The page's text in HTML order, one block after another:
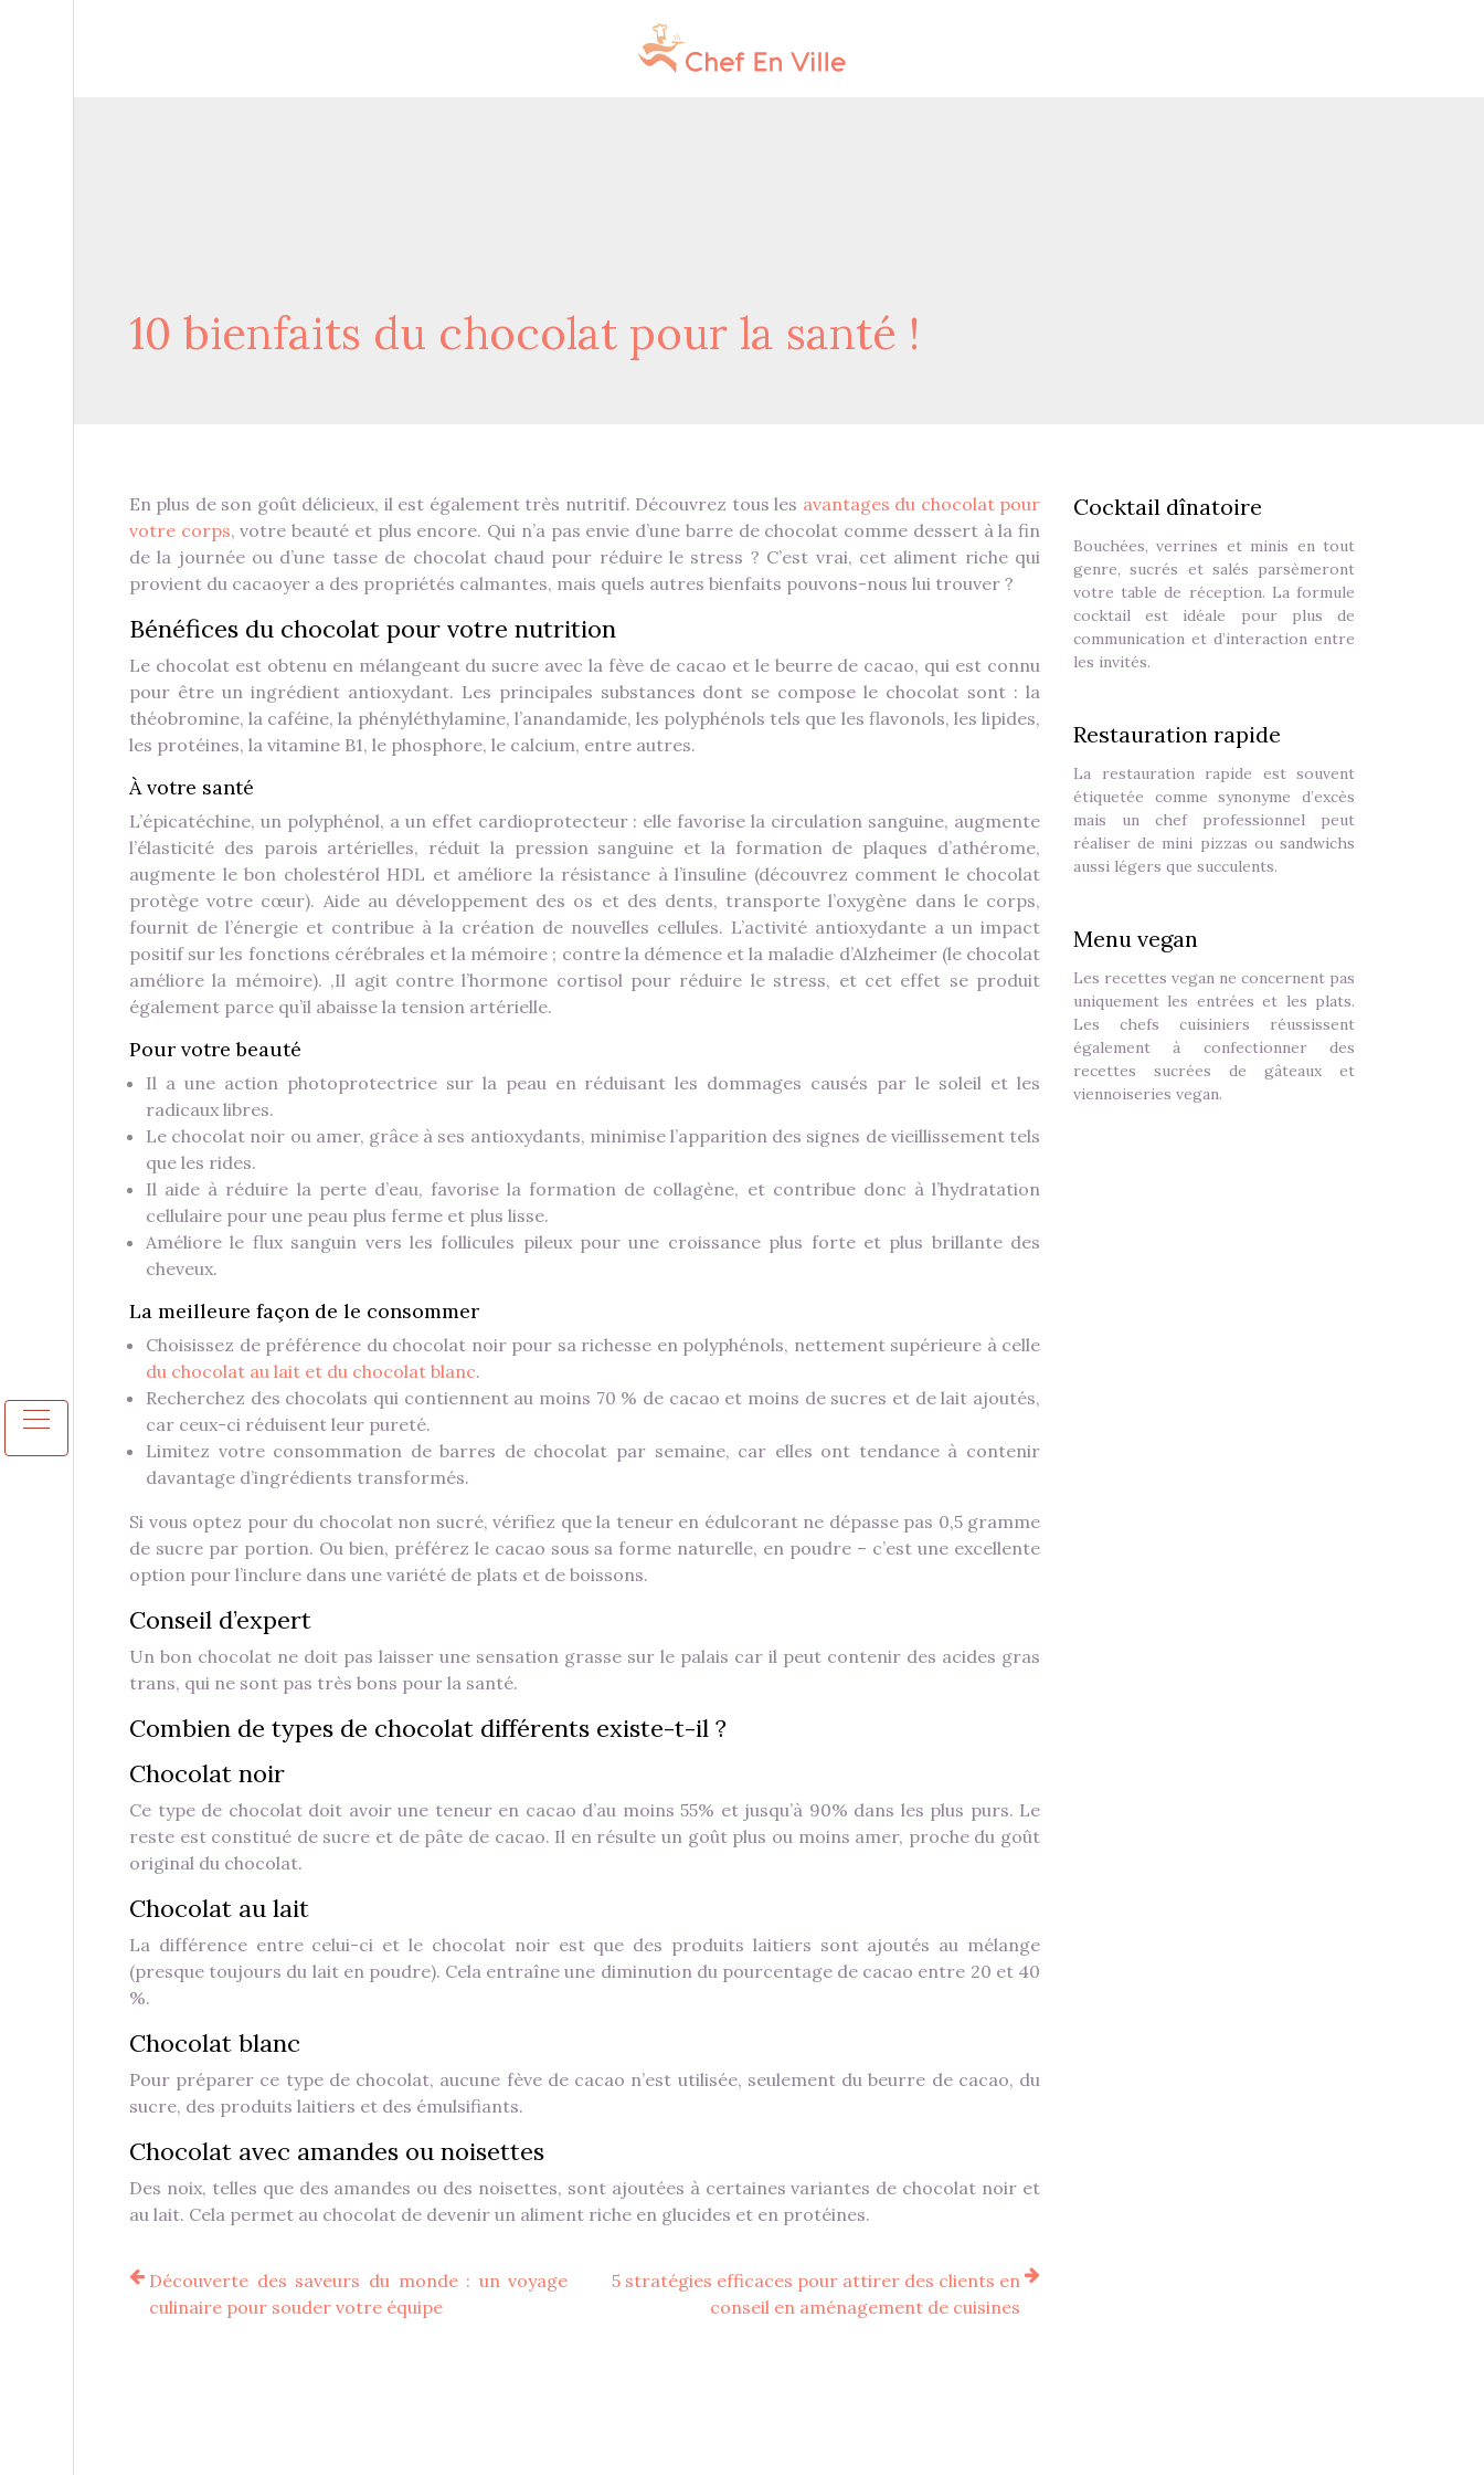
10 bienfaits du chocolat pour la santé !
En plus de son goût délicieux, il est également très nutritif. Découvrez tous les avantages du chocolat pour
votre corps, votre beauté et plus encore. Qui n’a pas envie d’une barre de chocolat comme dessert à la fin
de la journée ou d’une tasse de chocolat chaud pour réduire le stress ? C’est vrai, cet aliment riche qui
provient du cacaoyer a des propriétés calmantes, mais quels autres bienfaits pouvons-nous lui trouver ?
Bénéfices du chocolat pour votre nutrition
Le chocolat est obtenu en mélangeant du sucre avec la fève de cacao et le beurre de cacao, qui est connu
pour être un ingrédient antioxydant. Les principales substances dont se compose le chocolat sont : la
théobromine, la caféine, la phényléthylamine, l’anandamide, les polyphénols tels que les flavonols, les lipides,
les protéines, la vitamine B1, le phosphore, le calcium, entre autres.
À votre santé
L’épicatéchine, un polyphénol, a un effet cardioprotecteur : elle favorise la circulation sanguine, augmente
l’élasticité des parois artérielles, réduit la pression sanguine et la formation de plaques d’athérome,
augmente le bon cholestérol HDL et améliore la résistance à l’insuline (découvrez comment le chocolat
protège votre cœur). Aide au développement des os et des dents, transporte l’oxygène dans le corps,
fournit de l’énergie et contribue à la création de nouvelles cellules. L’activité antioxydante a un impact
positif sur les fonctions cérébrales et la mémoire ; contre la démence et la maladie d’Alzheimer (le chocolat
améliore la mémoire). ,Il agit contre l’hormone cortisol pour réduire le stress, et cet effet se produit
également parce qu’il abaisse la tension artérielle.
Pour votre beauté
Il a une action photoprotectrice sur la peau en réduisant les dommages causés par le soleil et les
radicaux libres.
Le chocolat noir ou amer, grâce à ses antioxydants, minimise l’apparition des signes de vieillissement tels
que les rides.
Il aide à réduire la perte d’eau, favorise la formation de collagène, et contribue donc à l’hydratation
cellulaire pour une peau plus ferme et plus lisse.
Améliore le flux sanguin vers les follicules pileux pour une croissance plus forte et plus brillante des
cheveux.
La meilleure façon de le consommer
Choisissez de préférence du chocolat noir pour sa richesse en polyphénols, nettement supérieure à celle
du chocolat au lait et du chocolat blanc.
Recherchez des chocolats qui contiennent au moins 70 % de cacao et moins de sucres et de lait ajoutés,
car ceux-ci réduisent leur pureté.
Limitez votre consommation de barres de chocolat par semaine, car elles ont tendance à contenir
davantage d’ingrédients transformés.
Si vous optez pour du chocolat non sucré, vérifiez que la teneur en édulcorant ne dépasse pas 0,5 gramme
de sucre par portion. Ou bien, préférez le cacao sous sa forme naturelle, en poudre – c’est une excellente
option pour l’inclure dans une variété de plats et de boissons.
Conseil d’expert
Un bon chocolat ne doit pas laisser une sensation grasse sur le palais car il peut contenir des acides gras
trans, qui ne sont pas très bons pour la santé.
Combien de types de chocolat différents existe-t-il ?
Chocolat noir
Ce type de chocolat doit avoir une teneur en cacao d’au moins 55% et jusqu’à 90% dans les plus purs. Le
reste est constitué de sucre et de pâte de cacao. Il en résulte un goût plus ou moins amer, proche du goût
original du chocolat.
Chocolat au lait
La différence entre celui-ci et le chocolat noir est que des produits laitiers sont ajoutés au mélange
(presque toujours du lait en poudre). Cela entraîne une diminution du pourcentage de cacao entre 20 et 40
%.
Chocolat blanc
Pour préparer ce type de chocolat, aucune fève de cacao n’est utilisée, seulement du beurre de cacao, du
sucre, des produits laitiers et des émulsifiants.
Chocolat avec amandes ou noisettes
Des noix, telles que des amandes ou des noisettes, sont ajoutées à certaines variantes de chocolat noir et
au lait. Cela permet au chocolat de devenir un aliment riche en glucides et en protéines.
Découverte des saveurs du monde : un voyage
culinaire pour souder votre équipe
5 stratégies efficaces pour attirer des clients en
conseil en aménagement de cuisines
Cocktail dînatoire
Bouchées, verrines et minis en tout
genre, sucrés et salés parsèmeront
votre table de réception. La formule
cocktail est idéale pour plus de
communication et d’interaction entre
les invités.
Restauration rapide
La restauration rapide est souvent
étiquetée comme synonyme d’excès
mais un chef professionnel peut
réaliser de mini pizzas ou sandwichs
aussi légers que succulents.
Menu vegan
Les recettes vegan ne concernent pas
uniquement les entrées et les plats.
Les chefs cuisiniers réussissent
également à confectionner des
recettes sucrées de gâteaux et
viennoiseries vegan.